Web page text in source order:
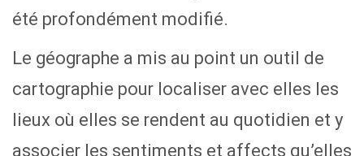
été profondément modifié.
Le géographe a mis au point un outil de
cartographie pour localiser avec elles les
lieux où elles se rendent au quotidien et y
associer les sentiments et affects qu’elles